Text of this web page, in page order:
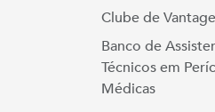
Clube de
Banco de
Técnicos em
Médicas